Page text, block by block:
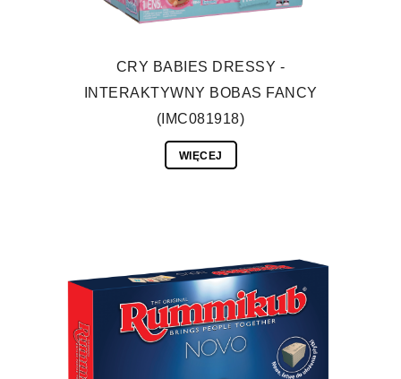
CRY BABIES DRESSY -
INTERAKTYWNY BOBAS FANCY
(IMC081918)
WIĘCEJ